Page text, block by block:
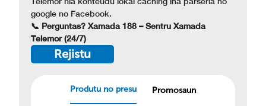
google no Facebook.
📞 Perguntas? Xamada 188 – Sentru Xamada
Telemor (24/7)
Rejistu
Produtu no presu Promosaun